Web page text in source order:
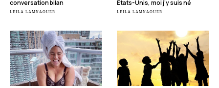
conversation bilan
LEILA LAMNAOUER
États-Unis, moi j’y suis né
LEILA LAMNAOUER